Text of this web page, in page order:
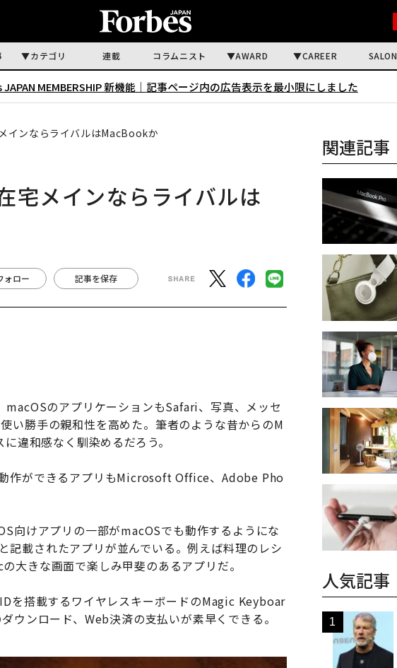
カテゴリ 連載 コラムニスト AWARD CAREER SALON
MEMBERSHIP 新機能｜ 記事ページ内の広告表示を最小限にしました
インならライバルはMacBookか
宅メインならライバルは
ォロー 記事を保存
のアプリケーションもSafari、写真、メッセ
い勝手の親和性を高めた。筆者のような昔からのM
違和感なく馴染めるだろう。
作ができるアプリもMicrosoft Office、Adobe Pho
向けアプリの一部がmacOSでも動作するようにな
載されたアプリが並んでいる。例えば料理のレシ
きな画面で楽しみ甲斐のあるアプリだ。
を搭載するワイヤレスキーボードのMagic Keyboar
ウンロード、Web決済の支払いが素早くできる。
関連記事
人気記事